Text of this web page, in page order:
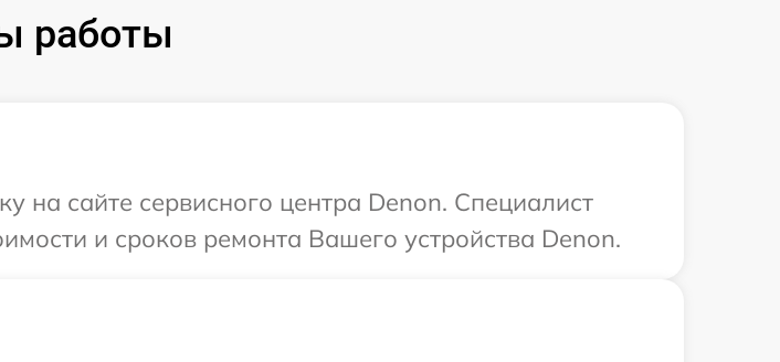
работы
на сайте сервисного центра Denon. Специалист
и сроков ремонта Вашего устройства Denon.